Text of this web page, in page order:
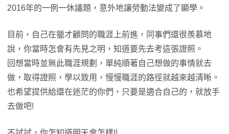
2016年的一例一休議題，意外地讓勞動法變成了顯學。
目前，自己在獵才顧問的職涯上前進，同事們還很羨慕地
說，你當時怎會有先見之明，知道要先去考這張證照。
回想當時並無此職涯規劃，單純順著自己想做的事情就去
做，取得證照，學以致用，慢慢職涯的路徑就越來越清晰。
也希望提供給還在迷茫的你們，只要是適合自己的，就放手
去做吧!